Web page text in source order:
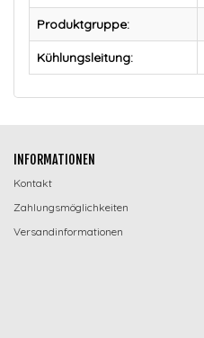
Produktgruppe:
Kühlungsleitung:
INFORMATIONEN
Kontakt
Zahlungsmöglichkeiten
Versandinformationen